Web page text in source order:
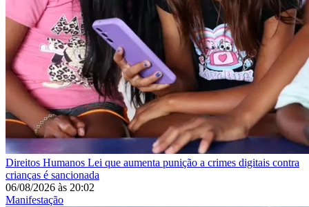
Direitos Humanos Lei que aumenta punição a crimes digitais contra
crianças é sancionada
06/08/2026 às 20:02
Manifestação